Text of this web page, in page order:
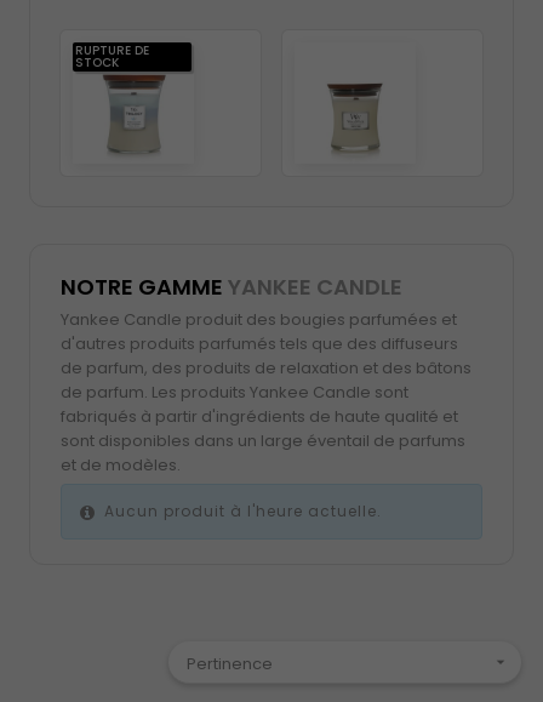
RUPTURE DE
STOCK
NOTRE GAMME YANKEE CANDLE
Yankee Candle produit des bougies parfumées et
d'autres produits parfumés tels que des diffuseurs
de parfum, des produits de relaxation et des bâtons
de parfum. Les produits Yankee Candle sont
fabriqués à partir d'ingrédients de haute qualité et
sont disponibles dans un large éventail de parfums
et de modèles.
Aucun produit à l'heure actuelle.
Pertinence 